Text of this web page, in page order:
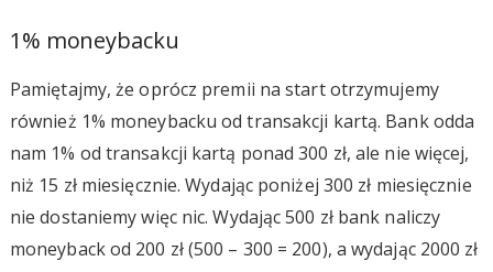
1% moneybacku
Pamiętajmy, że oprócz premii na start otrzymujemy
również 1% moneybacku od transakcji kartą. Bank odda
nam 1% od transakcji kartą ponad 300 zł, ale nie więcej,
niż 15 zł miesięcznie. Wydając poniżej 300 zł miesięcznie
nie dostaniemy więc nic. Wydając 500 zł bank naliczy
moneyback od 200 zł (500 – 300 = 200), a wydając 2000 zł